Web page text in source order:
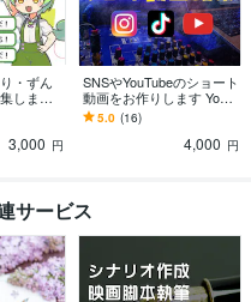
・ずん
します
者を飽
な動画
3,000 円
SNSやYouTubeのショート
動画をお作りします YouT
ubeディレクターがクオリ
ティ・納期重視で作成し
5.0 (16)
4,000 円
サービス